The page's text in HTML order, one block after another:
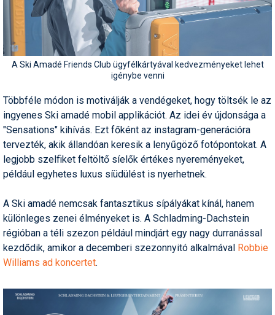
Történelem
Túrasí
Utasbiztosítás
Védőfelszerelés
Wellness
A Ski Amadé Friends Club ügyfélkártyával kedvezményeket lehet
igénybe venni
Többféle módon is motiválják a vendégeket, hogy töltsék le az
ingyenes Ski amadé mobil applikációt. Az idei év újdonsága a
"Sensations" kihívás. Ezt főként az instagram-generációra
tervezték, akik állandóan keresik a lenyűgöző fotópontokat. A
legjobb szelfiket feltöltő síelők értékes nyereményeket,
például egyhetes luxus síüdülést is nyerhetnek.
A Ski amadé nemcsak fantasztikus sípályákat kínál, hanem
különleges zenei élményeket is. A Schladming-Dachstein
régióban a téli szezon például mindjárt egy nagy durranással
kezdődik, amikor a decemberi szezonnyitó alkalmával Robbie
Williams ad koncertet.